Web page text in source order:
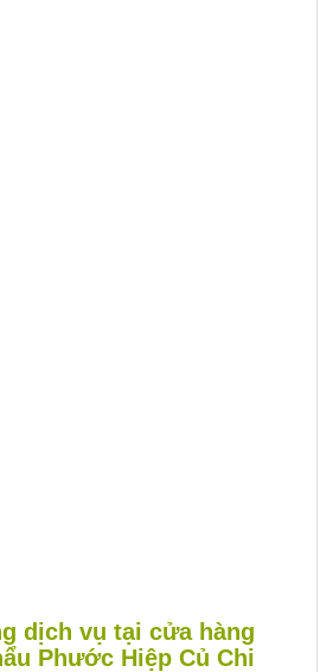
dịch vụ tại cửa hàng
Phước Hiệp Củ Chi